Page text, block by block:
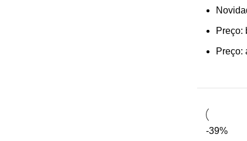
Preço:
Preço:
-39%